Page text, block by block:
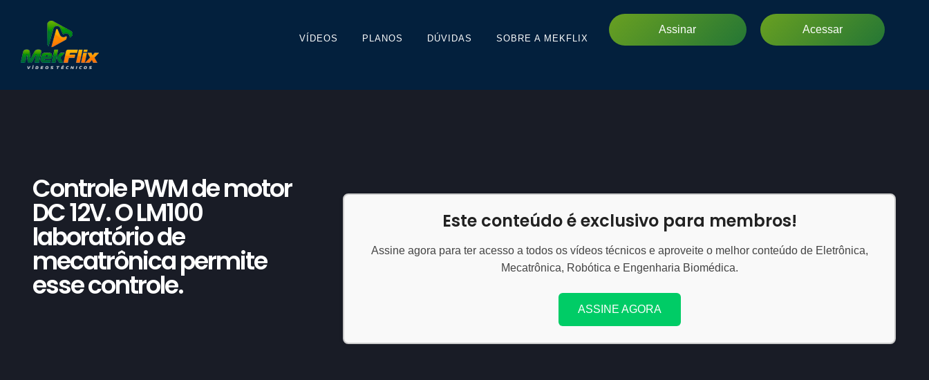
VÍDEOS PLANOS DÚVIDAS SOBRE A MEKFLIX
Assinar Acessar
Controle PWM de motor
DC 12V. O LM100
laboratório de
mecatrônica permite
esse controle.
Este conteúdo é exclusivo para membros!
Assine agora para ter acesso a todos os vídeos técnicos e aproveite o melhor conteúdo de Eletrônica,
Mecatrônica, Robótica e Engenharia Biomédica.
ASSINE AGORA